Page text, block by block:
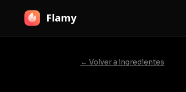
Flamy
← Volver a ingredientes